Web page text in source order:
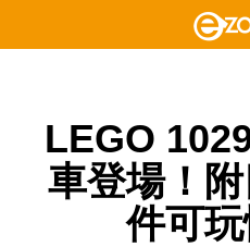
LEGO
車登場！
件可